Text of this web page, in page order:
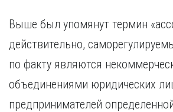
Выше был упомянут термин
действительно,
по факту являются
объединениями юридических
предпринимателей